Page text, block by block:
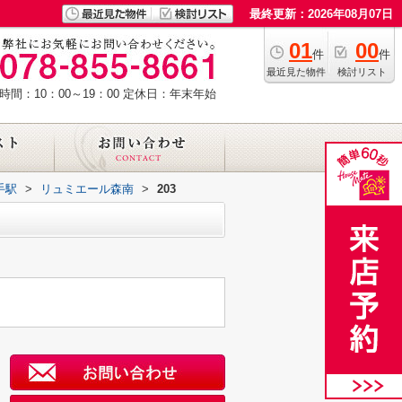
最終更新：2026年08月07日
01件
最近見た物件
00件
検討リスト
間：10：00～19：00 定休日：年末年始
駅 > リュミエール森南 > 203